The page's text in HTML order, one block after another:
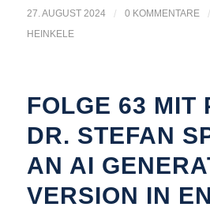
27. AUGUST 2024 / 0 KOMMENTARE /
HEINKELE
FOLGE 63 MIT
DR. STEFAN
AN AI
VERSION IN